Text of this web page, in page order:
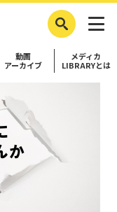
動画
アーカイブ
メディカ
LIBRARYとは